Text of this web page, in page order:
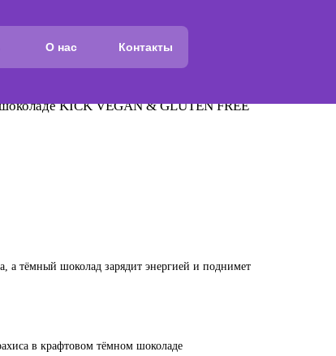
Контакты
О нас
KICK VEGAN & GLUTEN FREE
а тёмный шоколад зарядит энергией и поднимет
в крафтовом тёмном шоколаде